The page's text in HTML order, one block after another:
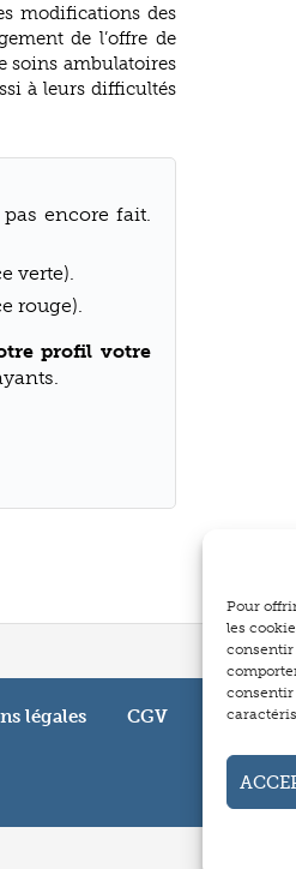
Pour
les
consentir
consentir
modifications des
de l’offre de
soins ambulatoires
à leurs difficultés
encore fait.
verte).
rouge).
profil votre
légales CGV